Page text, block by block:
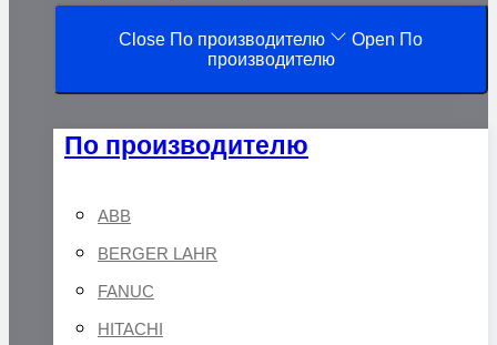
Close По производителю
Open По
производителю
По производителю
ABB
BERGER LAHR
FANUC
HITACHI